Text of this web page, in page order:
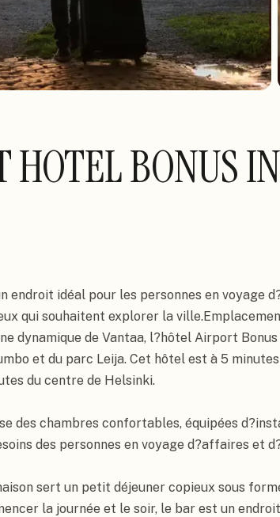
HOTEL BONUS
endroit idéal pour les personnes en voyage
qui souhaitent explorer la
dynamique de Vantaa, l?hôtel Airport
et du parc Leija. Cet hôtel est à 5
du centre de Helsinki.
des chambres confortables, équipées
des personnes en voyage d?affaires et
sert un petit déjeuner copieux sous
la journée et le soir, le bar est un